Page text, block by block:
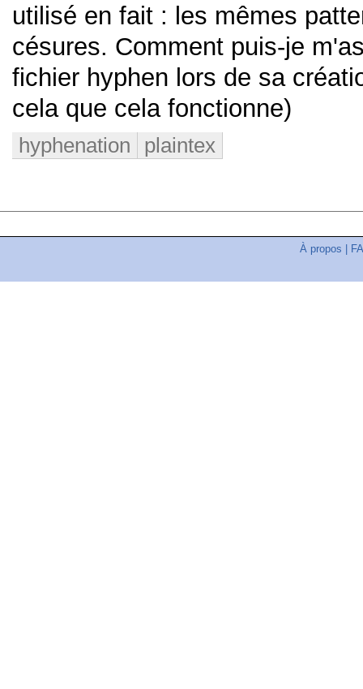
utilisé en fait : les mêmes
césures. Comment puis-je
fichier hyphen lors de sa
cela que cela fonctionne)
hyphenation plaintex
À propos